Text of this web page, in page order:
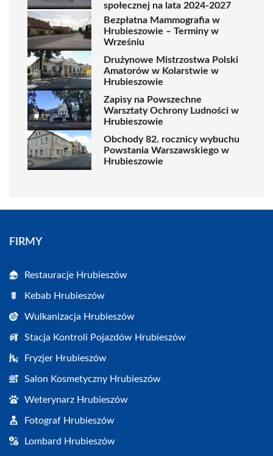
społecznej na lata 2024-2027
Bezpłatna Mammografia w
Hrubieszowie – Terminy w
Wrześniu
Drużynowe Mistrzostwa Polski
Amatorów w Kolarstwie w
Hrubieszowie
Zapisy na Powszechne
Warsztaty Ochrony Ludności w
Hrubieszowie
Obchody 82. rocznicy wybuchu
Powstania Warszawskiego w
Hrubieszowie
FIRMY
Restauracje Hrubieszów
Kebab Hrubieszów
Wulkanizacja Hrubieszów
Stacja Kontroli Pojazdów Hrubieszów
Fryzjer Hrubieszów
Salon Kosmetyczny Hrubieszów
Weterynarz Hrubieszów
Fotograf Hrubieszów
Lombard Hrubieszów